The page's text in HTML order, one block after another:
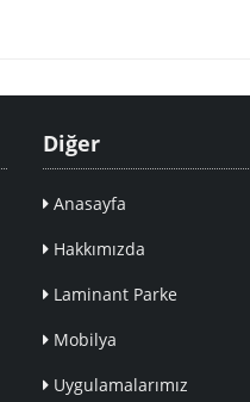
Diğer
Anasayfa
Hakkımızda
Laminant Parke
Mobilya
Uygulamalarımız